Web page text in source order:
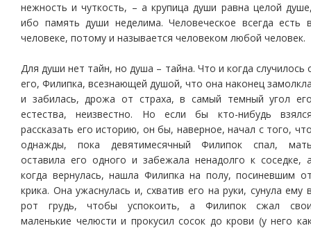
нежность и чуткость, – а крупица души равна целой
ибо память души неделима. Человеческое всегда есть
человеке, потому и называется человеком любой человек.
Для души нет тайн, но душа – тайна. Что и когда случилось
его, Филипка, всезнающей душой, что она наконец
и забилась, дрожа от страха, в самый темный угол
естества, неизвестно. Но если бы кто-нибудь
рассказать его историю, он бы, наверное, начал с того,
однажды, пока девятимесячный Филипок спал,
оставила его одного и забежала ненадолго к соседке,
когда вернулась, нашла Филипка на полу, посиневшим
крика. Она ужаснулась и, схватив его на руки, сунула ему
рот грудь, чтобы успокоить, а Филипок сжал
маленькие челюсти и прокусил сосок до крови (у него